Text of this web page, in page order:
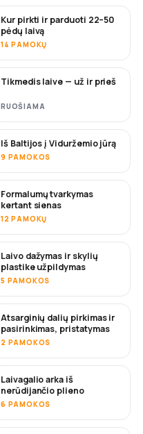
NETRUKUS
Kur pirkti ir parduoti 22–50
pėdų laivą
14 PAMOKŲ
NETRUKUS
Tikmedis laive — už ir prieš
RUOŠIAMA
NETRUKUS
Iš Baltijos į Viduržemio jūrą
9 PAMOKOS
Formalumų tvarkymas
kertant sienas
12 PAMOKŲ
NETRUKUS
Laivo dažymas ir skylių
plastike užpildymas
5 PAMOKOS
NETRUKUS
Atsarginių dalių pirkimas ir
pasirinkimas, pristatymas
2 PAMOKOS
Laivagalio arka iš
nerūdijančio plieno
6 PAMOKOS